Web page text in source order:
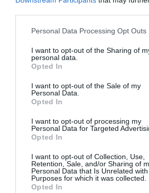
Personal Data Processing Opt Outs
I want to opt-out of the Sharing of
personal data.
Opted In
I want to opt-out of the Sale of my
Personal Data.
Opted In
I want to opt-out of processing my
Personal Data for Targeted
Opted In
I want to opt-out of Collection, Use,
Retention, Sale, and/or Sharing of
Personal Data that Is Unrelated
Purposes for which it was collected.
Opted In
Shôguna commenté :
13
Voici le fruit de ma méditation:
Le droit à l’information est sacré
À partir du moment où cette
portée à la connaissance de
n’est ni diffamatoire, ni attentatoire
Air Journal n’a pas à se justifier
utile.
Et à bas les petits censeurs